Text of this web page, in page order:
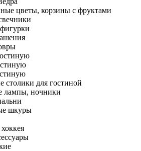
цветы, корзины с фруктами
столики для гостиной
лампы, ночники
шкуры